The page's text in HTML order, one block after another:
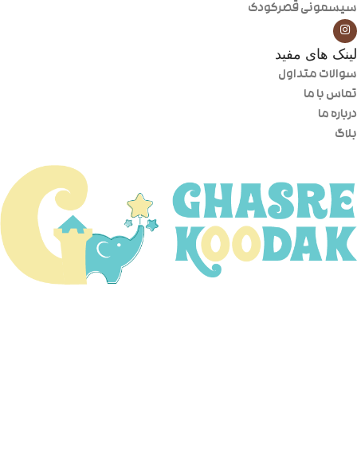
سیسمونی قصرکودک
لینک های مفید
سوالات متداول
تماس با ما
درباره ما
بلاگ